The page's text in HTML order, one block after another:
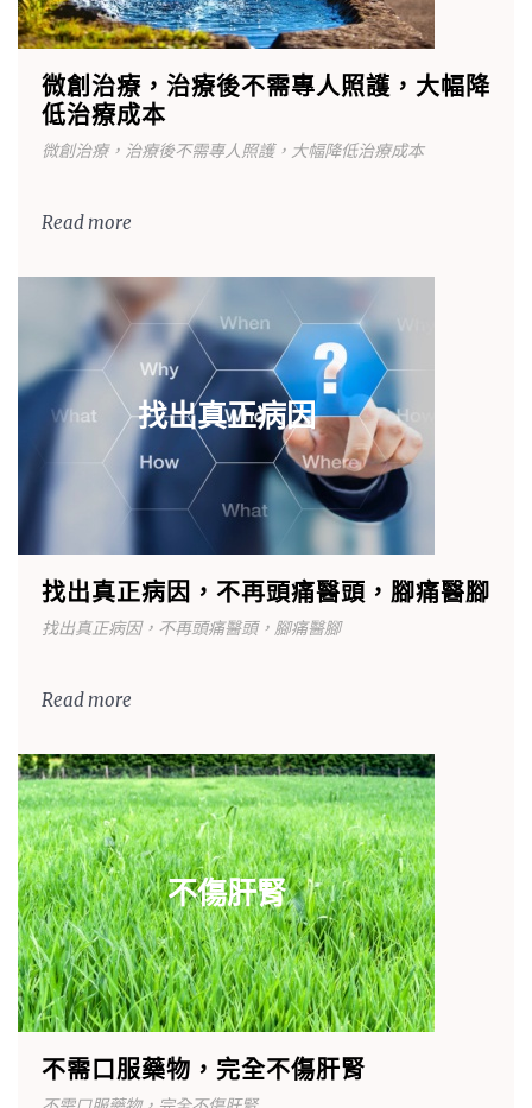
微創治療，治療後不需專人照護，大幅降
低治療成本
微創治療，治療後不需專人照護，大幅降低治療成本
Read more
找出真正病因
找出真正病因，不再頭痛醫頭，腳痛醫腳
找出真正病因，不再頭痛醫頭，腳痛醫腳
Read more
不傷肝腎
不需口服藥物，完全不傷肝腎